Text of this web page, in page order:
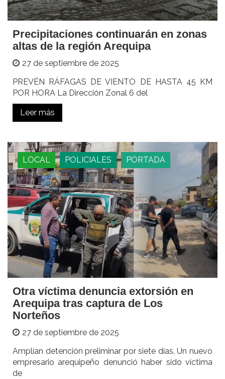
Precipitaciones continuarán en zonas
altas de la región Arequipa
27 de septiembre de 2025
PREVÉN RÁFAGAS DE VIENTO DE HASTA 45 KM
POR HORA La Dirección Zonal 6 del
Leer más
LOCAL POLICIALES PORTADA
Otra víctima denuncia extorsión en
Arequipa tras captura de Los
Norteños
27 de septiembre de 2025
Amplían detención preliminar por siete días. Un nuevo
empresario arequipeño denunció haber sido víctima
de